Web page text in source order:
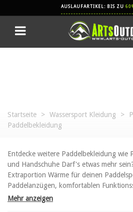
Startseite > Wassersport Kleidung >
Paddelbekleidung
Entdecke weitere Paddelbekleidung wie
und Handschuhe Darf's etwas mehr
Extraportion Wärme für deinen
Paddelanzügen, komfortablen
Mehr anzeigen